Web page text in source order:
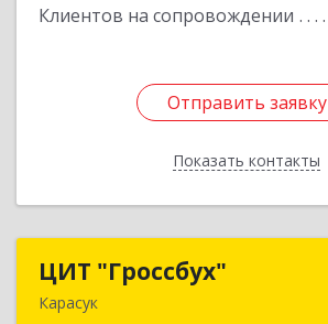
Клиентов на сопровождении
Отправить заявку
Показать контакты
Отправить заявку
Назад
ЦИТ "Гроссбух"
Карасук